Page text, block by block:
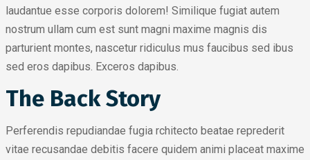
laudantue esse corporis dolorem! Similique fugiat autem
nostrum ullam cum est sunt magni maxime magnis dis
parturient montes, nascetur ridiculus mus faucibus sed ibus
sed eros dapibus. Exceros dapibus.
The Back Story
Perferendis repudiandae fugia rchitecto beatae reprederit
vitae recusandae debitis facere quidem animi placeat maxime